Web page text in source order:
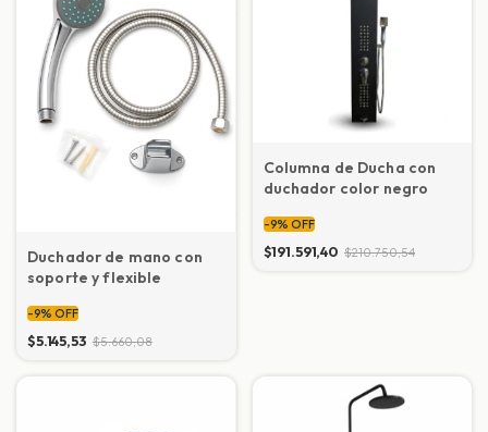
Duchador de mano con
soporte y flexible
-9% OFF
$5.145,53 $5.660,08
Columna de Ducha con
duchador color negro
-9% OFF
$191.591,40 $210.750,54